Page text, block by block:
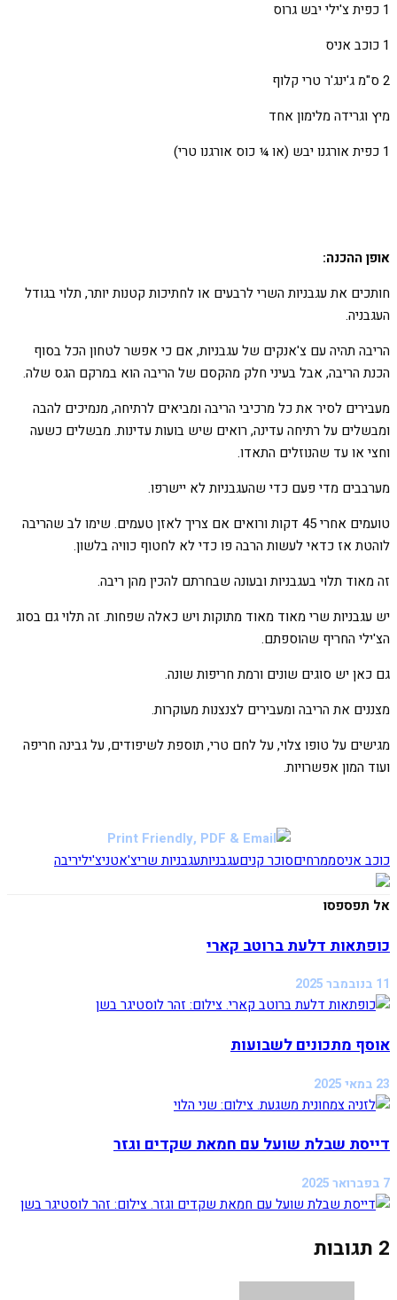
1 כפית צ'ילי יבש גרוס
1 כוכב אניס
2 ס"מ ג'ינג'ר טרי קלוף
מיץ וגרידה מלימון אחד
1 כפית אורגנו יבש (או ¼ כוס אורגנו טרי)
אופן ההכנה:
חותכים את עגבניות השרי לרבעים או לחתיכות קטנות יותר, תלוי בגודל
העגבניה.
הריבה תהיה עם צ'אנקים של עגבניות, אם כי אפשר לטחון הכל בסוף
הכנת הריבה, אבל בעיני חלק מהקסם של הריבה הוא במרקם הגס שלה.
מעבירים לסיר את כל מרכיבי הריבה ומביאים לרתיחה, מנמיכים להבה
ומבשלים על רתיחה עדינה, רואים שיש בועות עדינות. מבשלים כשעה
וחצי או עד שהנוזלים התאדו.
מערבבים מדי פעם כדי שהעגבניות לא יישרפו.
טועמים אחרי 45 דקות ורואים אם צריך לאזן טעמים. שימו לב שהריבה
לוהטת אז כדאי לעשות הרבה פו כדי לא לחטוף כוויה בלשון.
זה מאוד תלוי בעגבניות ובעונה שבחרתם להכין מהן ריבה.
יש עגבניות שרי מאוד מאוד מתוקות ויש כאלה שפחות. זה תלוי גם בסוג
הצ'ילי החריף שהוספתם.
גם כאן יש סוגים שונים ורמת חריפות שונה.
מצננים את הריבה ומעבירים לצנצנות מעוקרות.
מגישים על טופו צלוי, על לחם טרי, תוספת לשיפודים, על גבינה חריפה
ועוד המון אפשרויות.
כוכב אניסממרחיםסוכר קניםעגבניותעגבניות שריצ'אטניצ'יליריבה
אל תפספסו
כופתאות דלעת ברוטב קארי
11 בנובמבר 2025
אוסף מתכונים לשבועות
23 במאי 2025
דייסת שבלת שועל עם חמאת שקדים וגזר
7 בפברואר 2025
2 תגובות